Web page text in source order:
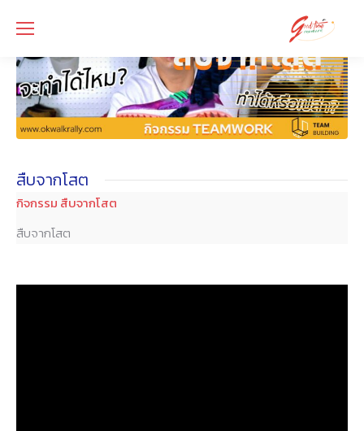
สืบจากโสต
กิจกรรม สืบจากโสต
สืบจากโสต